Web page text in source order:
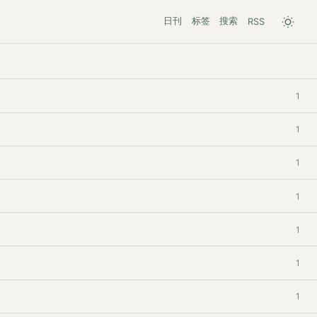
日刊 标签 搜索 RSS
1
1
1
1
1
1
1